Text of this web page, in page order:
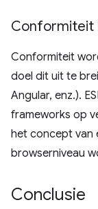
Conformiteit
Conformiteit
doel dit uit te
Angular, enz.).
frameworks op
het concept van
browserniveau
Conclusie